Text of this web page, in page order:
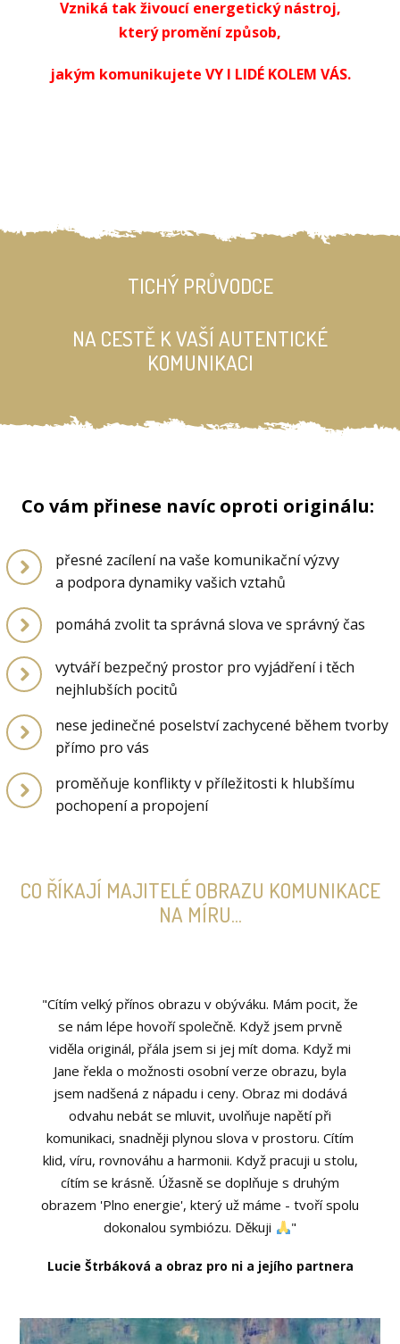
Vzniká tak živoucí energetický nástroj,
který promění způsob,
jakým komunikujete VY I LIDÉ KOLEM VÁS.
TICHÝ PRŮVODCE
NA CESTĚ K VAŠÍ AUTENTICKÉ
KOMUNIKACI
Co vám přinese navíc oproti originálu:
přesné zacílení na vaše komunikační výzvy
a podpora dynamiky vašich vztahů
pomáhá zvolit ta správná slova ve správný čas
vytváří bezpečný prostor pro vyjádření i těch
nejhlubších pocitů
nese jedinečné poselství zachycené během tvorby
přímo pro vás
proměňuje konflikty v příležitosti k hlubšímu
pochopení a propojení
CO ŘÍKAJÍ MAJITELÉ OBRAZU KOMUNIKACE
NA MÍRU...
"Cítím velký přínos obrazu v obýváku. Mám pocit, že
se nám lépe hovoří společně. Když jsem prvně
viděla originál, přála jsem si jej mít doma. Když mi
Jane řekla o možnosti osobní verze obrazu, byla
jsem nadšená z nápadu i ceny. Obraz mi dodává
odvahu nebát se mluvit, uvolňuje napětí při
komunikaci, snadněji plynou slova v prostoru. Cítím
klid, víru, rovnováhu a harmonii. Když pracuji u stolu,
cítím se krásně. Úžasně se doplňuje s druhým
obrazem 'Plno energie', který už máme - tvoří spolu
dokonalou symbiózu. Děkuji
"
Lucie Štrbáková a obraz pro ni a jejího partnera